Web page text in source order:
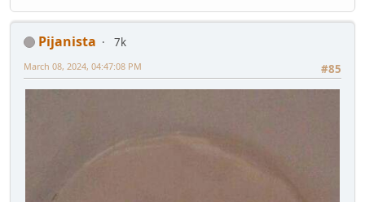
Pijanista
7k
#85
March 08, 2024, 04:47:08 PM